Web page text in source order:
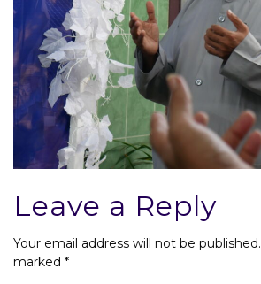
Leave a Reply
Your email address will not be published.
marked *